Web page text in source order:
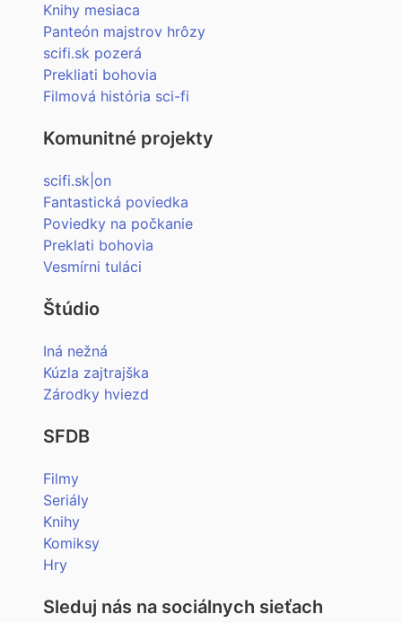
Knihy mesiaca
Panteón majstrov hrôzy
scifi.sk pozerá
Prekliati bohovia
Filmová história sci-fi
Komunitné projekty
scifi.sk|on
Fantastická poviedka
Poviedky na počkanie
Preklati bohovia
Vesmírni tuláci
Štúdio
Iná nežná
Kúzla zajtrajška
Zárodky hviezd
SFDB
Filmy
Seriály
Knihy
Komiksy
Hry
Sleduj nás na sociálnych sieťach